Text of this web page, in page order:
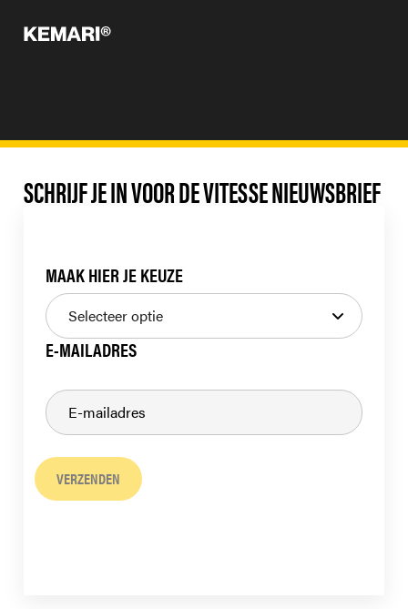
SCHRIJF JE IN VOOR DE VITESSE NIEUWSBRIEF
MAAK HIER JE KEUZE
E-MAILADRES
VERZENDEN